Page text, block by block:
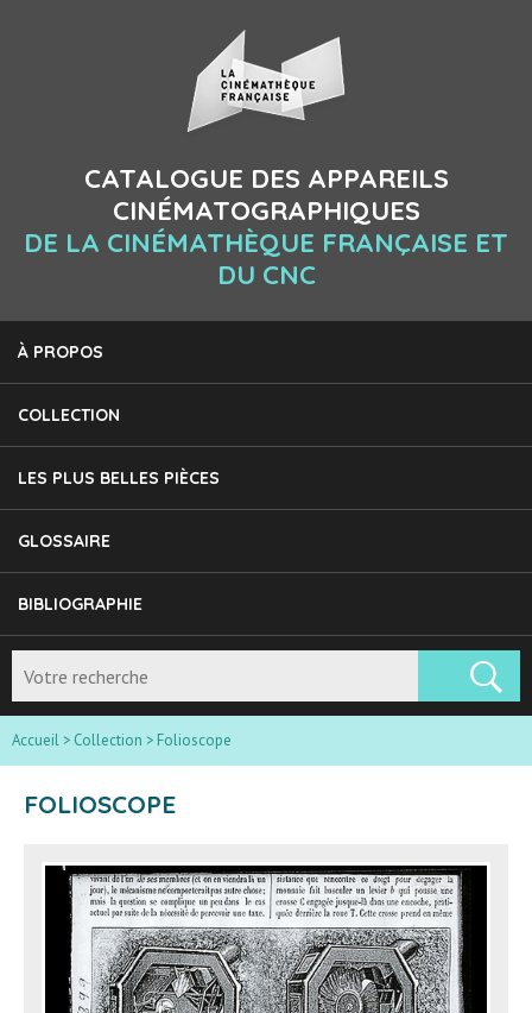
CATALOGUE DES APPAREILS
CINÉMATOGRAPHIQUES
DE LA CINÉMATHÈQUE FRANÇAISE ET
DU CNC
À PROPOS
COLLECTION
LES PLUS BELLES PIÈCES
GLOSSAIRE
BIBLIOGRAPHIE
Accueil > Collection > Folioscope
FOLIOSCOPE